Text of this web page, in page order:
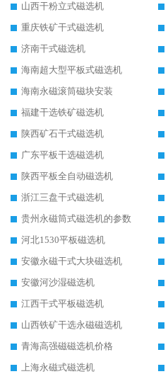
山西干粉立式磁选机
重庆铁矿干式磁选机
济南干式磁选机
海南超大型平板式磁选机
海南永磁滚筒磁块安装
福建干选铁矿磁选机
陕西矿石干式磁选机
广东平板干选磁选机
陕西平板全自动磁选机
浙江三盘干式磁选机
贵州永磁筒式磁选机的参数
河北1530平板磁选机
安徽永磁干式大块磁选机
安徽河沙湿磁选机
江西干式平板磁选机
山西铁矿干选永磁磁选机
青海高强磁磁选机价格
上海永磁式磁选机